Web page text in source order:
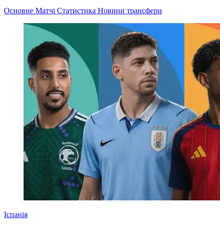
Основне Матчі Статистика Новини трансфери
Іспанія